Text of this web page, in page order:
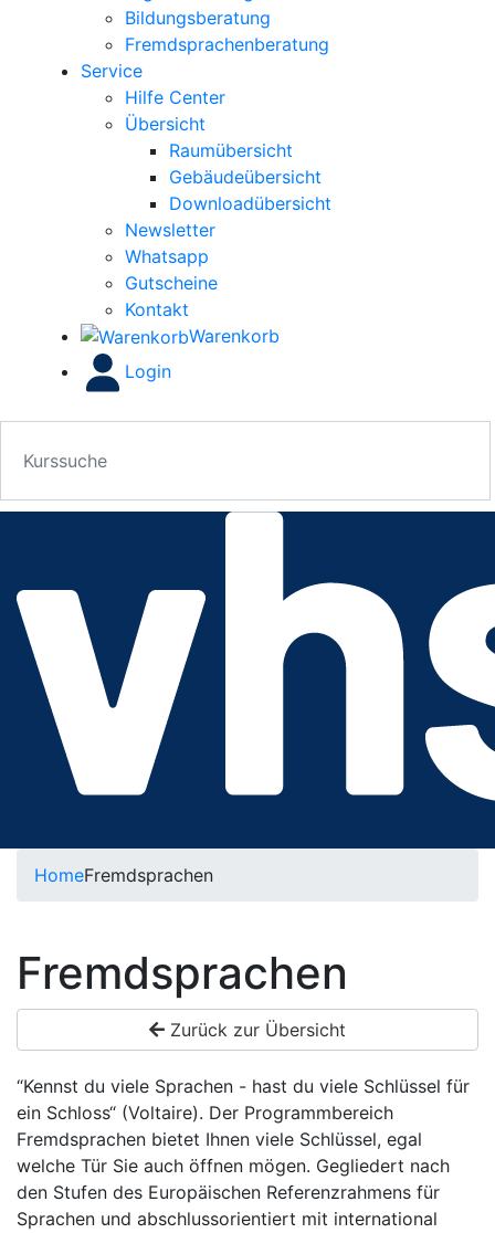
Bildungsberatung
Fremdsprachenberatung
Service
Hilfe Center
Übersicht
Raumübersicht
Gebäudeübersicht
Downloadübersicht
Newsletter
Whatsapp
Gutscheine
Kontakt
Warenkorb
Login
HomeFremdsprachen
Fremdsprachen
Zurück zur Übersicht
“Kennst du viele Sprachen - hast du viele Schlüssel für
ein Schloss“ (Voltaire). Der Programmbereich
Fremdsprachen bietet Ihnen viele Schlüssel, egal
welche Tür Sie auch öffnen mögen. Gegliedert nach
den Stufen des Europäischen Referenzrahmens für
Sprachen und abschlussorientiert mit international